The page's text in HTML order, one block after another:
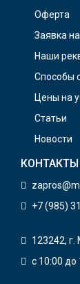
Оферта
Заявка
Наши
Способы
Цены на
Статьи
Новости
КОНТАКТЫ
+7 (985)
123242, г.
с 10:00 до